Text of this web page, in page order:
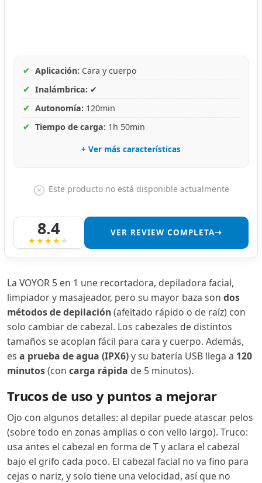
✔ Aplicación: Cara y cuerpo
✔ Inalámbrica: ✔
✔ Autonomía: 120min
✔ Tiempo de carga: 1h 50min
+ Ver más características
Este producto no está disponible actualmente
8.4 VER REVIEW COMPLETA➝
La VOYOR 5 en 1 une recortadora, depiladora facial,
limpiador y masajeador, pero su mayor baza son dos
métodos de depilación(afeitado rápido o de raíz) con
solo cambiar de cabezal. Los cabezales de distintos
tamaños se acoplan fácil para cara y cuerpo. Además,
es a prueba de agua (IPX6)y su batería USB llega a 120
minutos(con carga rápida de 5 minutos).
Trucos de uso y puntos a mejorar
Ojo con algunos detalles: al depilar puede atascar pelos
(sobre todo en zonas amplias o con vello largo). Truco:
usa antes el cabezal en forma de T y aclara el cabezal
bajo el grifo cada poco. El cabezal facial no va fino para
cejas o nariz, y solo tiene una velocidad, así que no